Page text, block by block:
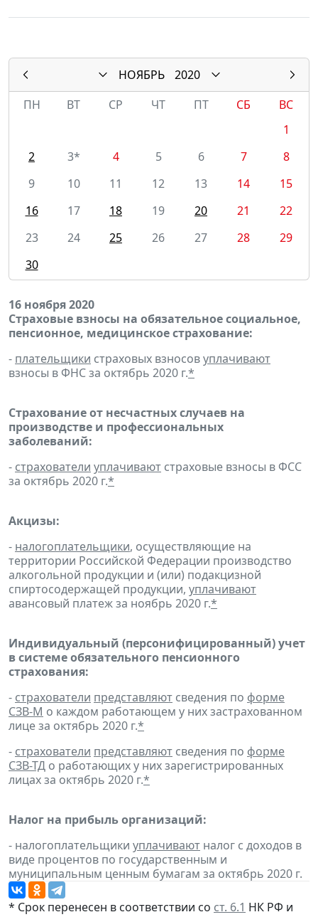
НОЯБРЬ
2020
ПН
ВТ СР ЧТ ПТ СБ
ВС
1
2
3* 4 5 6 7
8
9
10 11 12 13 14
15
16
17 18 19 20 21
22
23
24 25 26 27 28
29
30
16 ноября 2020
Страховые взносы на обязательное социальное,
пенсионное, медицинское страхование:
- плательщики страховых взносовуплачивают
взносы в ФНС за октябрь 2020 г.*
Страхование от несчастных случаев на
производстве и профессиональных
заболеваний:
- страхователи уплачивают страховые взносы в ФСС
за октябрь 2020 г.*
Акцизы:
- налогоплательщики, осуществляющие на
территории Российской Федерации производство
алкогольной продукции и (или) подакцизной
спиртосодержащей продукции, уплачивают
авансовый платеж за ноябрь 2020 г.*
Индивидуальный (персонифицированный) учет
в системе обязательного пенсионного
страхования:
- страхователи представляют сведения по форме
СЗВ-М о каждом работающем у них застрахованном
лице за октябрь 2020 г.*
- страхователи представляют сведения по форме
СЗВ-ТД о работающих у них зарегистрированных
лицах за октябрь 2020 г.*
Налог на прибыль организаций:
- налогоплательщики уплачивают налог с доходов в
виде процентов по государственным и
муниципальным ценным бумагам за октябрь 2020 г.
* Срок перенесен в соответствии со ст. 6.1 НК РФ и